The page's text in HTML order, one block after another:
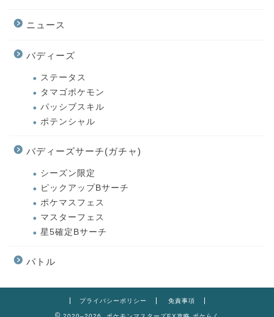
ニュース
バディーズ
ステータス
タマゴポケモン
パッシブスキル
ポテンシャル
バディーズサーチ(ガチャ)
シーズン限定
ピックアップBサーチ
ポケマスフェス
マスターフェス
星5確定Bサーチ
バトル
プライバシーポリシー 免責事項